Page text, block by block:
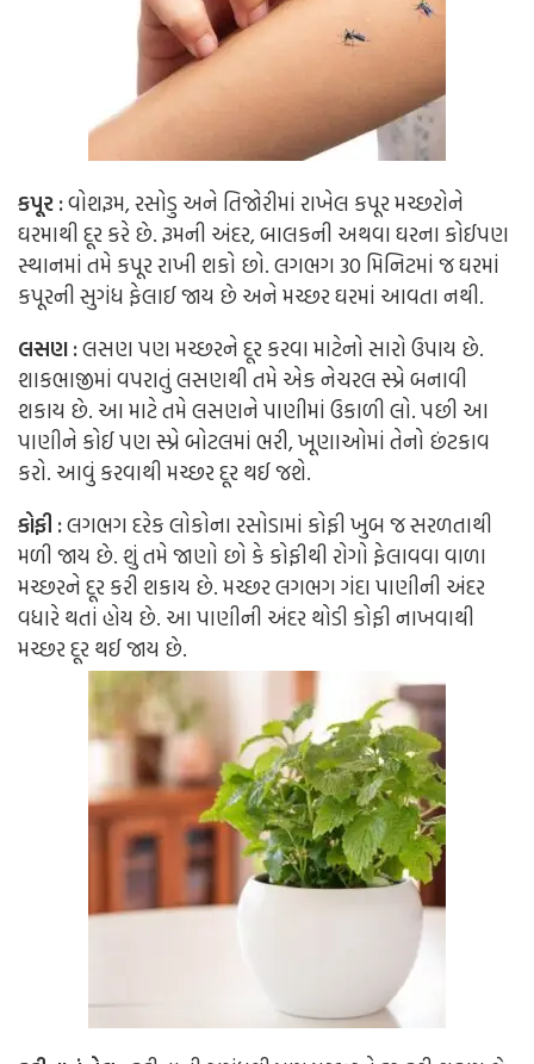
કપૂર :વોશરૂમ, રસોડુ અને તિજોરીમાં રાખેલ કપૂર મચ્છરોને
ઘરમાથી દૂર કરે છે. રૂમની અંદર, બાલકની અથવા ઘરના કોઈપણ
સ્થાનમાં તમે કપૂર રાખી શકો છો. લગભગ 30 મિનિટમાં જ ઘરમાં
કપૂરની સુગંધ ફેલાઈ જાય છે અને મચ્છર ઘરમાં આવતા નથી.
લસણ :લસણ પણ મચ્છરને દૂર કરવા માટેનો સારો ઉપાય છે.
શાકભાજીમાં વપરાતું લસણથીતમે એક નેચરલ સ્પ્રે બનાવી
શકાય છે. આ માટે તમે લસણને પાણીમાં ઉકાળી લો. પછી આ
પાણીને કોઈ પણ સ્પ્રે બોટલમાં ભરી, ખૂણાઓમાં તેનો છંટકાવ
કરો. આવું કરવાથી મચ્છર દૂર થઈ જશે.
કોફી :લગભગ દરેક લોકોના રસોડામાં કોફી ખુબ જ સરળતાથી
મળી જાય છે. શું તમે જાણો છો કે કોફીથી રોગો ફેલાવવા વાળા
મચ્છરને દૂર કરી શકાય છે. મચ્છર લગભગ ગંદા પાણીની અંદર
વધારે થતાં હોય છે. આ પાણીની અંદર થોડી કોફી નાખવાથી
મચ્છર દૂર થઈ જાય છે.